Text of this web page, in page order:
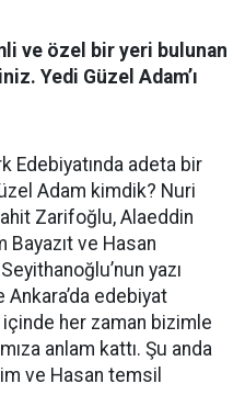
ve özel bir yeri bulunan
Yedi Güzel Adam’ı
Edebiyatında adeta bir
Adam kimdik? Nuri
Zarifoğlu, Alaeddin
Bayazıt ve Hasan
yazı
Ankara’da edebiyat
içinde her zaman bizimle
anlam kattı. Şu anda
ve Hasan temsil